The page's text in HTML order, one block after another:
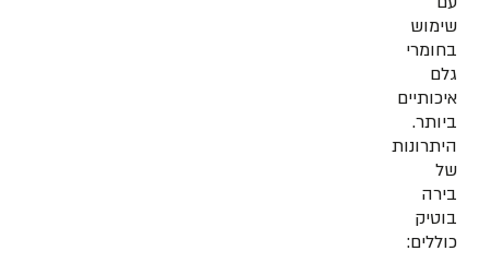
שימוש
בחומרי
גלם
איכותיים
ביותר.
היתרונות
של
בירה
בוטיק
כוללים: